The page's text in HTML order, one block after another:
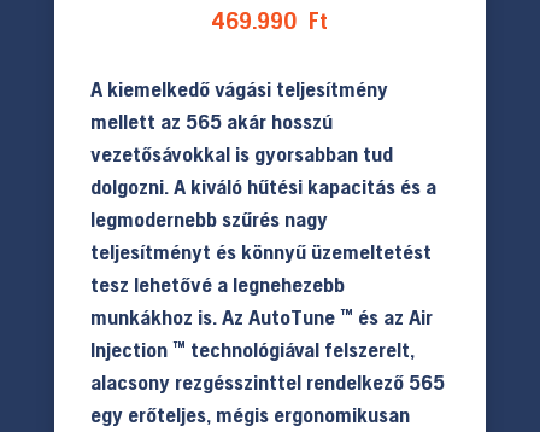
469.990 Ft
A kiemelkedő vágási teljesítmény
mellett az 565 akár hosszú
vezetősávokkal is gyorsabban tud
dolgozni. A kiváló hűtési kapacitás és a
legmodernebb szűrés nagy
teljesítményt és könnyű üzemeltetést
tesz lehetővé a legnehezebb
munkákhoz is. Az AutoTune ™ és az Air
Injection ™ technológiával felszerelt,
alacsony rezgésszinttel rendelkező 565
egy erőteljes, mégis ergonomikusan